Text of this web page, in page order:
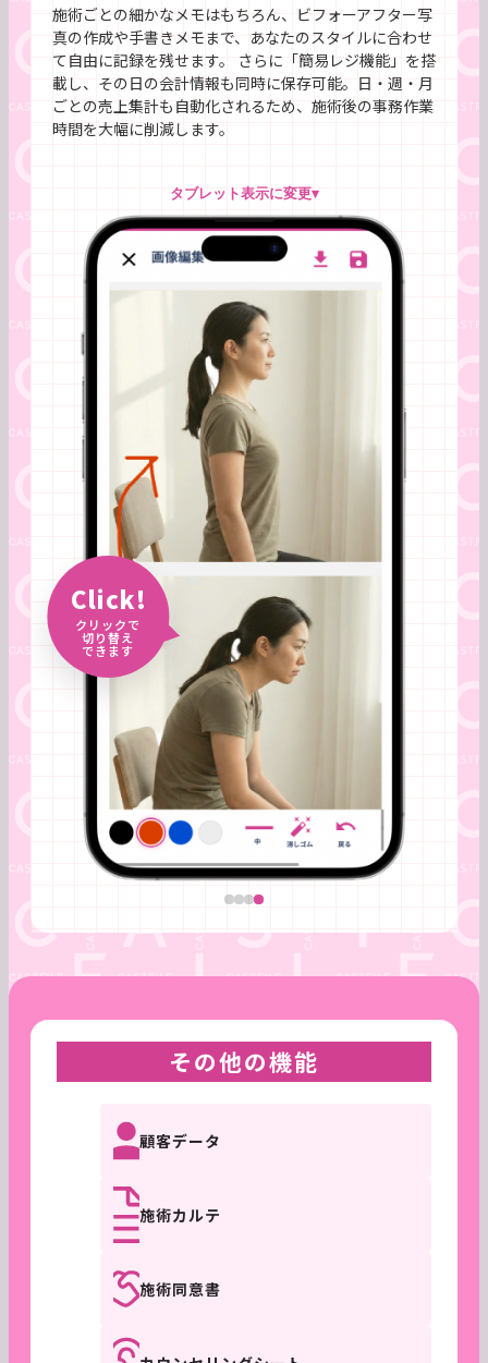
施術ごとの細かなメモはもちろん、ビフォーアフター写
真の作成や手書きメモまで、あなたのスタイルに合わせ
て自由に記録を残せます。 さらに「簡易レジ機能」を搭
載し、その日の会計情報も同時に保存可能。日・週・月
ごとの売上集計も自動化されるため、施術後の事務作業
時間を大幅に削減します。
タブレット表示に変更
Click!
クリックで
切り替え
できます
その他の機能
顧客データ
施術カルテ
施術同意書